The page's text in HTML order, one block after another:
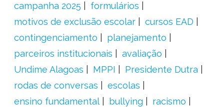
campanha 2025
formulários
motivos de exclusão escolar
cursos EAD
contingenciamento
planejamento
parceiros institucionais
avaliação
Undime Alagoas
MPPI
Presidente Dutra
rodas de conversas
escolas
ensino fundamental
bullying
racismo